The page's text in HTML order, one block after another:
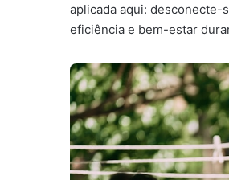
aplicada aqui: desconecte-
eficiência e bem-estar